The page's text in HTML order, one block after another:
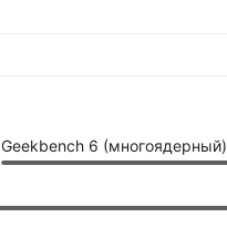
Geekbench 6 (многоядерный)